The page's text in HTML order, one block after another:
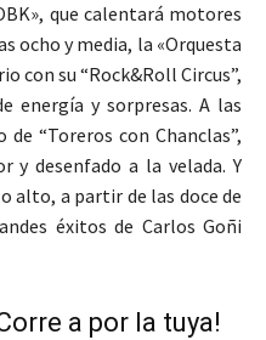
que calentará motores
ocho y media, la «Orquesta
con su “Rock&Roll Circus”,
energía y sorpresas. A las
“Toreros con Chanclas”,
y desenfado a la velada. Y
alto, a partir de las doce de
éxitos de Carlos Goñi
a por la tuya!